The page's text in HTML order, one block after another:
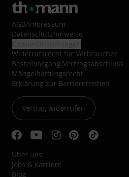
AGB/Impressum
Datenschutzhinweise
Widerrufsrecht für Verbraucher
Bestellvorgang/Vertragsabschluss
Mängelhaftungsrecht
Erklärung zur Barrierefreiheit
Vertrag widerrufen
Über uns
Jobs & Karriere
Blog